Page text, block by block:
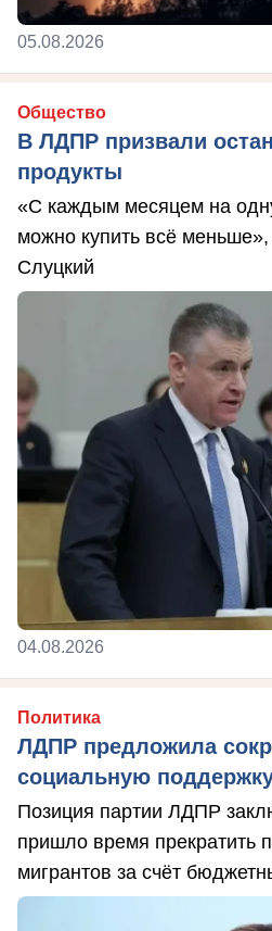
05.08.2026
Общество
В ЛДПР призвали
продукты
«С каждым месяцем на
можно купить всё
Слуцкий
04.08.2026
Политика
ЛДПР предложила
социальную
Позиция партии ЛДПР
пришло время прекратить
мигрантов за счёт